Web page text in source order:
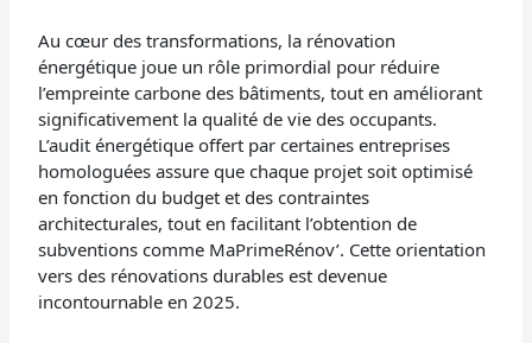
Au cœur des transformations, la rénovation
énergétique joue un rôle primordial pour réduire
l’empreinte carbone des bâtiments, tout en améliorant
significativement la qualité de vie des occupants.
L’audit énergétique offert par certaines entreprises
homologuées assure que chaque projet soit optimisé
en fonction du budget et des contraintes
architecturales, tout en facilitant l’obtention de
subventions comme MaPrimeRénov’. Cette orientation
vers des rénovations durables est devenue
incontournable en 2025.